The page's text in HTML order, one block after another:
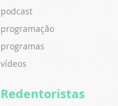
podcast
programação
programas
vídeos
Redentoristas